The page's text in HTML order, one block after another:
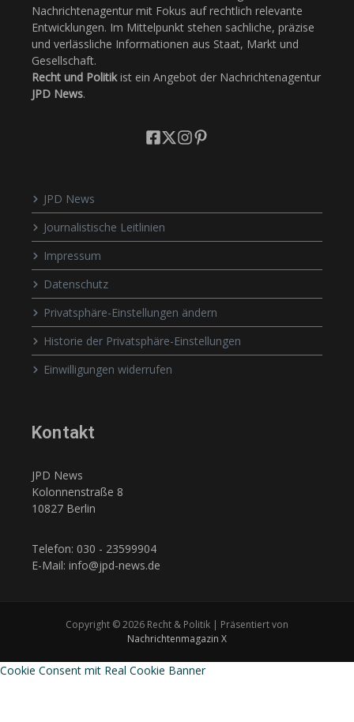
Nachrichtenagentur mit Fokus auf rechtlich relevante
Entwicklungen. Im Mittelpunkt stehen sachliche, präzise
und verlässliche Informationen aus Staat, Markt und
Gesellschaft.
Recht und Politikist ein Angebot der Nachrichtenagentur
JPD News.
JPD News
Journalistische Leitlinien
Impressum
Datenschutz
Privatsphäre-Einstellungen ändern
Historie der Privatsphäre-Einstellungen
Einwilligungen widerrufen
Kontakt
JPD News
Kolonnenstraße 8
10827 Berlin
Telefon: 030 - 23599904
E-Mail: info@jpd-news.de
Copyright © 2026 Recht & Politik | Präsentiert von
Nachrichtenmagazin X
Cookie Consent mit Real Cookie Banner